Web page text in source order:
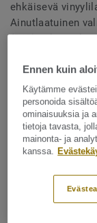
ehkäisevä
Ainutlaatuinen
(R10), joka
helppohoitoinen.
kuoseiltaan
kanssa.
TUOTTEEN
Ftalaatiton
Hyvät
2 mm
Hyväksytty
Ennen kuin
Käytämme
personoida
ominaisuuksia ja
tietoja tavasta,
mainonta- ja
kanssa.